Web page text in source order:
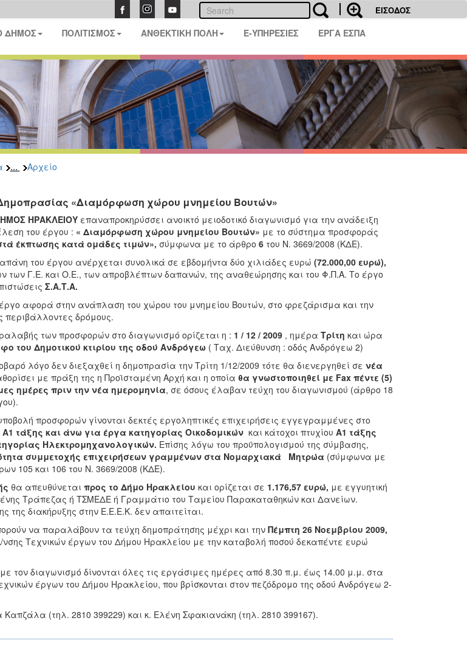
ΕΙΣΟΔΟΣ
ΔΗΜΟΣ ΠΟΛΙΤΙΣΜΟΣ ΑΝΘΕΚΤΙΚΗ ΠΟΛΗ E-ΥΠΗΡΕΣΙΕΣ ΕΡΓΑ ΕΣΠΑ
... Αρχείο
«Διαμόρφωση χώρου μνημείου Βουτών»
ΗΡΑΚΛΕΙΟΥεπαναπροκηρύσσει ανοικτό μειοδοτικό διαγωνισμό για την ανάδειξη
του έργου : « Διαμόρφωση χώρου μνημείου Βουτών» με το σύστημα προσφοράς
έκπτωσης κατά ομάδες τιμών», σύμφωνα με το άρθρο 6του Ν. 3669/2008 (ΚΔΕ).
του έργου ανέρχεται συνολικά σε εβδομήντα δύο χιλιάδες ευρώ (72.000,00 ευρώ),
των Γ.Ε. και Ο.Ε., των απροβλέπτων δαπανών, της αναθεώρησης και του Φ.Π.Α. Το έργο
Σ.Α.Τ.Α.
αφορά στην ανάπλαση του χώρου του μνημείου Βουτών, στο φρεζάρισμα και την
δρόμους.
των προσφορών στο διαγωνισμό ορίζεται η : 1 / 12 / 2009, ημέρα Τρίτη και ώρα
του Δημοτικού κτιρίου της οδού Ανδρόγεω ( Ταχ. Διεύθυνση : οδός Ανδρόγεω 2)
λόγο δεν διεξαχθεί η δημοπρασία την Τρίτη 1/12/2009 τότε θα διενεργηθεί σε νέα
με πράξη της η Προϊσταμένη Αρχή και η οποία θα γνωστοποιηθεί με Faxπέντε (5)
ημέρες πριν την νέα ημερομηνία, σε όσους έλαβαν τεύχη του διαγωνισμού (άρθρο 18
προσφορών γίνονται δεκτές εργοληπτικές επιχειρήσεις εγγεγραμμένες στο
Α1 τάξης και άνω για έργα κατηγορίας Οικοδομικώνκαι κάτοχοι πτυχίου Α1 τάξης
Ηλεκτρομηχανολογικών. Επίσης λόγω του προϋπολογισμού της σύμβασης,
συμμετοχής επιχειρήσεων γραμμένων στα Νομαρχιακά Μητρώα (σύμφωνα με
105 και 106 του Ν. 3669/2008 (ΚΔΕ).
θα απευθύνεται προς το Δήμο Ηρακλείου και ορίζεται σε 1.176,57 ευρώ, με εγγυητική
Τράπεζας ή ΤΣΜΕΔΕ ή Γραμμάτιο του Ταμείου Παρακαταθηκών και Δανείων.
της διακήρυξης στην Ε.Ε.Ε.Κ. δεν απαιτείται.
να παραλάβουν τα τεύχη δημοπράτησης μέχρι και τηνΠέμπτη 26 Νοεμβρίου 2009,
Τεχνικών έργων του Δήμου Ηρακλείου με την καταβολή ποσού δεκαπέντε ευρώ
τον διαγωνισμό δίνονται όλες τις εργάσιμες ημέρες από 8.30 π.μ. έως 14.00 μ.μ. στα
έργων του Δήμου Ηρακλείου, που βρίσκονται στον πεζόδρομο της οδού Ανδρόγεω 2-
Καπζάλα (τηλ. 2810 399229) και κ. Ελένη Σφακιανάκη (τηλ. 2810 399167).